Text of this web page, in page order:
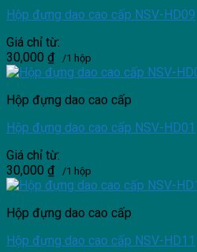
Hộp đựng dao cao cấp NSV-HD09
Giá chỉ từ:
30,000 ₫ /1 hộp
Hộp đựng dao cao cấp
Hộp đựng dao cao cấp NSV-HD01
Giá chỉ từ:
30,000 ₫ /1 hộp
Hộp đựng dao cao cấp
Hộp đựng dao cao cấp NSV-HD11